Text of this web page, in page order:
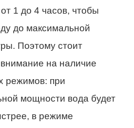
1 до 4 часов, чтобы
до максимальной
Поэтому стоит
на наличие
режимов: при
мощности вода будет
в режиме